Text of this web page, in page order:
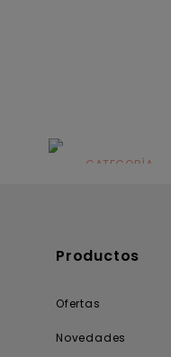
CATEGORÍA
Productos
Ofertas
Novedades